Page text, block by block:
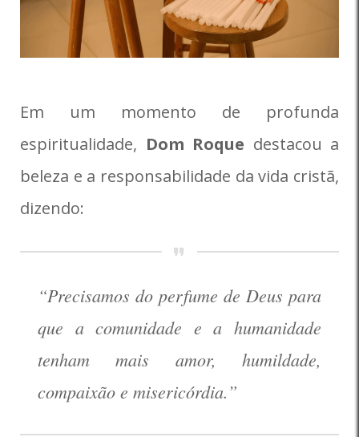
Em um momento de profunda
espiritualidade, Dom Roque destacou a
beleza e a responsabilidade da vida cristã,
dizendo:
“Precisamos do perfume de Deus para
que a comunidade e a humanidade
tenham mais amor, humildade,
compaixão e misericórdia.”